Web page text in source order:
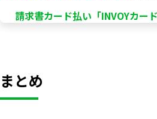
請求書カード払い「INVOYカー
まとめ